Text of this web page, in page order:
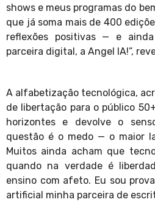
shows e meus programas do
que já soma mais de 400
reflexões positivas — e
parceira digital, a Angel IA!”,
A alfabetização tecnológica,
de libertação para o público
horizontes e devolve o
questão é o medo — o maior
Muitos ainda acham que
quando na verdade é
ensino com afeto. Eu sou
artificial minha parceira de